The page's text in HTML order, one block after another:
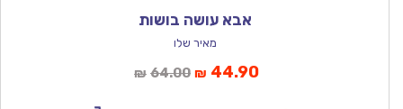
אבא עושה בושות
מאיר שלו
₪ 64.00המחיר
₪ 44.90המחיר